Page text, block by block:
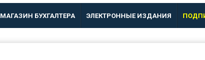
МАГАЗИН БУХГАЛТЕРА ЭЛЕКТРОННЫЕ ИЗДАНИЯ